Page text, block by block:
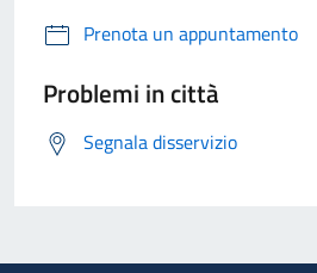
Prenota un appuntamento
Problemi in città
Segnala disservizio